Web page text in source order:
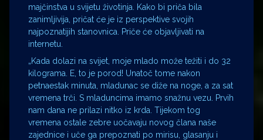
majčinstva u svijetu životinja. Kako bi priča bila
zanimljivija, pričat će je iz perspektive svojih
najpoznatijih stanovnica. Priče će objavljivati na
internetu.
„Kada dolazi na svijet, moje mlado može težiti i do 32
kilograma. E, to je porod! Unatoč tome nakon
petnaestak minuta, mladunac se diže na noge, a za sat
vremena trči. S mladuncima imamo snažnu vezu. Prvih
nam dana ne prilazi nitko iz krda. Tijekom tog
vremena ostale zebre uočavaju novog člana naše
zajednice i uče ga prepoznati po mirisu, glasanju i